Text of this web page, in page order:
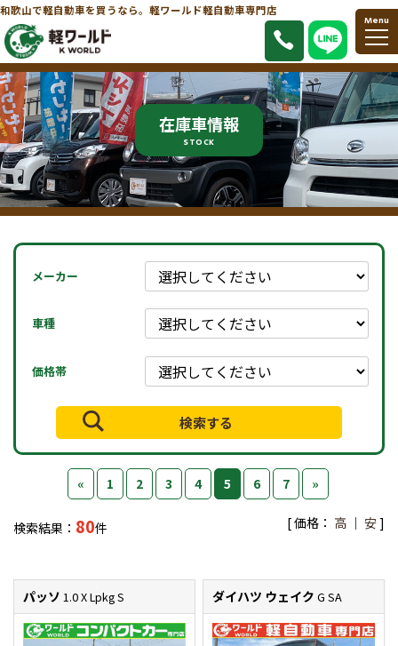
和歌山で軽自動車を買うなら。軽ワールド軽自動車専門店
Menu
在庫車情報
STOCK
メーカー
車種
価格帯
« 1 2 3 4 5 6 7 »
検索結果： 80件 [ 価格： 高 ｜ 安 ]
パッソ 1.0 X Lpkg S ダイハツ ウェイクG SA